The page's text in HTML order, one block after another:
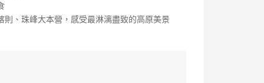
、珠峰大本營，感受最淋漓盡致的高原美景